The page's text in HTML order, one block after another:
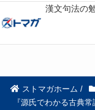
漢文句法の
ストマガホーム /
『源氏でわかる古典